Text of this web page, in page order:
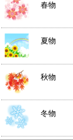
春物
夏物
秋物
冬物